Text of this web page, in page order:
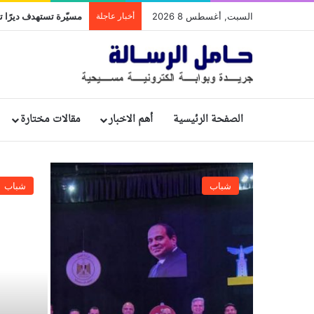
السبت, أغسطس 8 2026 أخبار عاجلة مسيّرة تستهدف ديرًا
الصفحة الرئيسية أهم الاخبار مقالات مختارة
شباب شباب